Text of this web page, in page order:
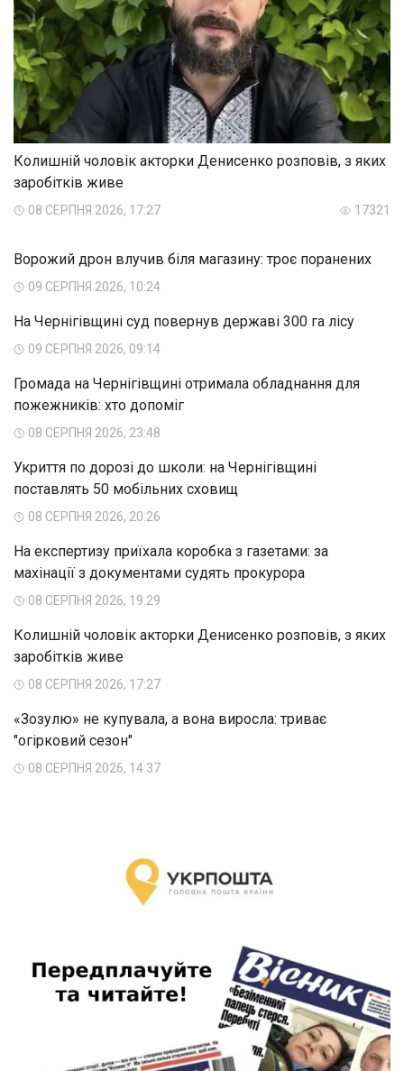
Колишній чоловік акторки Денисенко розповів, з яких
заробітків живе
08 СЕРПНЯ 2026, 17:27 17321
Ворожий дрон влучив біля магазину: троє поранених
09 СЕРПНЯ 2026, 10:24
На Чернігівщині суд повернув державі 300 га лісу
09 СЕРПНЯ 2026, 09:14
Громада на Чернігівщині отримала обладнання для
пожежників: хто допоміг
08 СЕРПНЯ 2026, 23:48
Укриття по дорозі до школи: на Чернігівщині
поставлять 50 мобільних сховищ
08 СЕРПНЯ 2026, 20:26
На експертизу приїхала коробка з газетами: за
махінації з документами судять прокурора
08 СЕРПНЯ 2026, 19:29
Колишній чоловік акторки Денисенко розповів, з яких
заробітків живе
08 СЕРПНЯ 2026, 17:27
«Зозулю» не купувала, а вона виросла: триває
"огірковий сезон"
08 СЕРПНЯ 2026, 14:37